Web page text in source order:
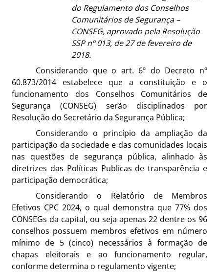
do Regulamento dos Conselhos
Comunitários de Segurança –
CONSEG, aprovado pela Resolução
SSP nº 013, de 27 de fevereiro de
2018.
Considerando que o art. 6º do Decreto nº
60.873/2014 estabelece que a constituição e o
funcionamento dos Conselhos Comunitários de
Segurança (CONSEG) serão disciplinados por
Resolução do Secretário da Segurança Pública;
Considerando o princípio da ampliação da
participação da sociedade e das comunidades locais
nas questões de segurança pública, alinhado às
diretrizes das Políticas Publicas de transparência e
participação democrática;
Considerando o Relatório de Membros
Efetivos CPC 2024, o qual demonstra que 77% dos
CONSEGs da capital, ou seja apenas 22 dentre os 96
conselhos possuem membros efetivos em número
mínimo de 5 (cinco) necessários à formação de
chapas eleitorais e ao funcionamento regular,
conforme determina o regulamento vigente;